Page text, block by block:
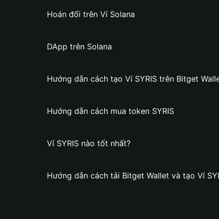
Hoán đổi trên Ví Solana
DApp trên Solana
Hướng dẫn cách tạo Ví SYRIS trên Bitget
Hướng dẫn cách mua token SYRIS
Ví SYRIS nào tốt nhất?
Hướng dẫn cách tải Bitget Wallet và tạo Ví